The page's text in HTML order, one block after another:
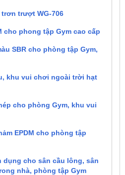
trượt WG-706
cho phong tập Gym cao cấp
SBR cho phòng tập Gym,
khu vui chơi ngoài trời hạt
cho phòng Gym, khu vui
EPDM cho phòng tập
dụng cho sân cầu lông, sân
nhà, phòng tập Gym